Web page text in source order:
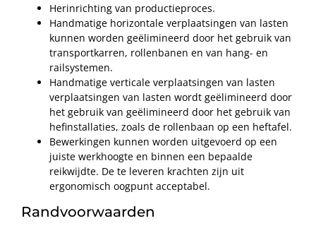
Herinrichting van productieproces.
Handmatige horizontale verplaatsingen van lasten
kunnen worden geëlimineerd door het gebruik van
transportkarren, rollenbanen en van hang- en
railsystemen.
Handmatige verticale verplaatsingen van lasten
verplaatsingen van lasten wordt geëlimineerd door
het gebruik van geëlimineerd door het gebruik van
hefinstallaties, zoals de rollenbaan op een heftafel.
Bewerkingen kunnen worden uitgevoerd op een
juiste werkhoogte en binnen een bepaalde
reikwijdte. De te leveren krachten zijn uit
ergonomisch oogpunt acceptabel.
Randvoorwaarden